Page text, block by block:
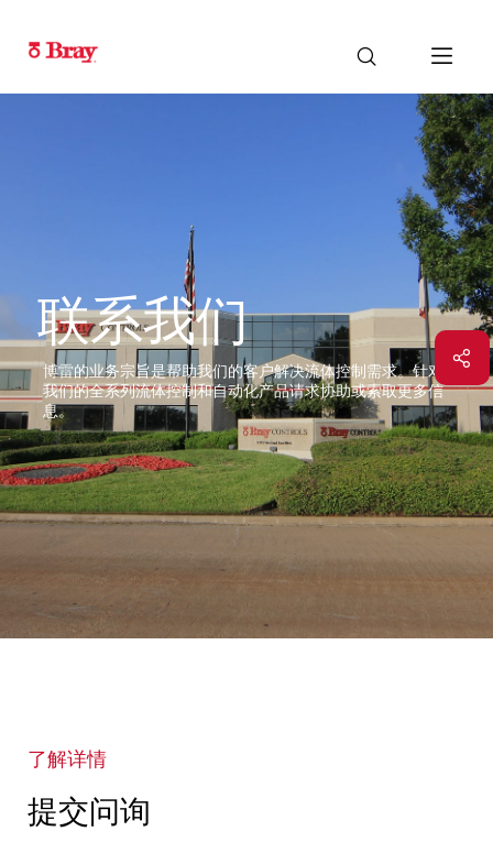
联系我们
博雷的业务宗旨是帮助我们的客户解决流体控制需求。针对
我们的全系列流体控制和自动化产品请求协助或索取更多信
息。
了解详情
提交问询